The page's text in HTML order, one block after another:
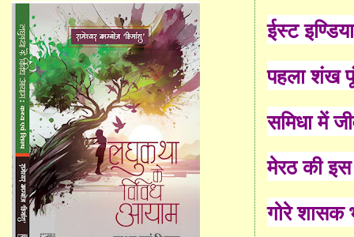
ईस्ट
पहला शंख
समिधा में
मेरठ की
गोरे